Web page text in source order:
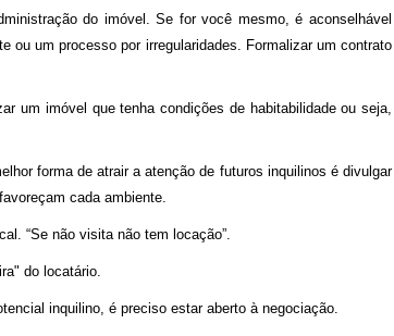
do imóvel. Se for você mesmo, é aconselhável
ou um processo por irregularidades. Formalizar um contrato
um imóvel que tenha condições de habitabilidade ou seja,
forma de atrair a atenção de futuros inquilinos é divulgar
cada ambiente.
“Se não visita não tem locação”.
do locatário.
inquilino, é preciso estar aberto à negociação.